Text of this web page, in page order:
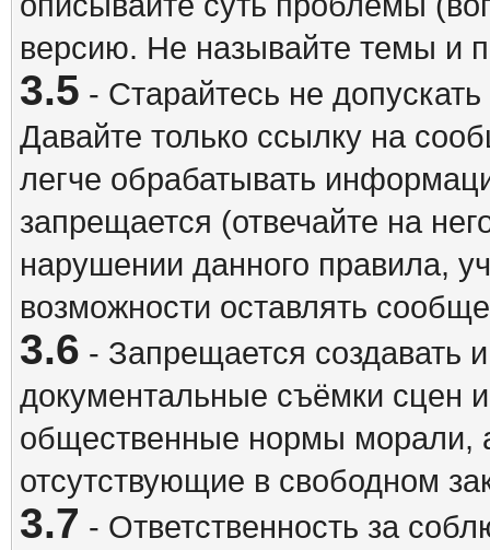
версию. Не называйте темы
3.5 - Старайтесь не
Давайте только ссылку на
легче обрабатывать
запрещается (отвечайте на
нарушении данного правила,
возможности оставлять
3.6 - Запрещается создавать
документальные съёмки сцен
общественные нормы морали,
отсутствующие в свободном
3.7 - Ответственность за